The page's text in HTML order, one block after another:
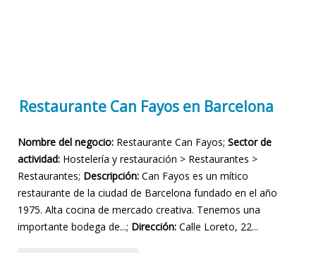
Restaurante Can Fayos en Barcelona
Nombre del negocio: Restaurante Can Fayos; Sector de
actividad: Hostelería y restauración > Restaurantes >
Restaurantes; Descripción: Can Fayos es un mítico
restaurante de la ciudad de Barcelona fundado en el año
1975. Alta cocina de mercado creativa. Tenemos una
importante bodega de...; Dirección: Calle Loreto, 22...